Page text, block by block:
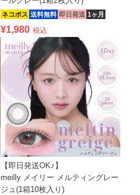
ネコポス 送料無料 即日発送 1ヶ月
¥1,980 税込
【即日発送OK♪】
meilly メイリー メルティングレー
ジュ(1箱10枚入り)